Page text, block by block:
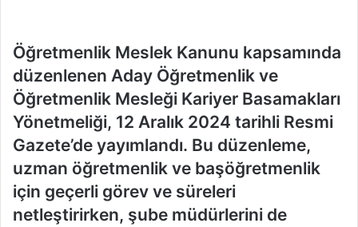
Öğretmenlik Meslek Kanunu kapsamında
düzenlenen Aday Öğretmenlik ve
Öğretmenlik Mesleği Kariyer Basamakları
Yönetmeliği, 12 Aralık 2024 tarihli Resmi
Gazete’de yayımlandı. Bu düzenleme,
uzman öğretmenlik ve başöğretmenlik
için geçerli görev ve süreleri
netleştirirken, şube müdürlerini de